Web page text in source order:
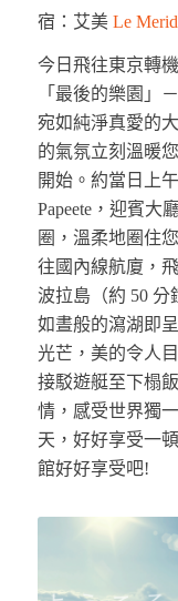
宿：艾美 Le
今日飛往東京轉
「最後的樂園」
宛如純淨真愛的
的氣氛立刻溫暖
開始。約當日上
Papeete，迎賓大
圈，溫柔地圈住
往國內線航廈，
波拉島（約 50
如晝般的瀉湖即
光芒，美的令人
接駁遊艇至下榻
情，感受世界獨
天，好好享受一
館好好享受吧!